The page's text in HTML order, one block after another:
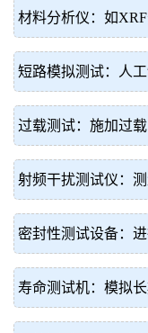
材料分析仪：如XRF
短路模拟测试：人
过载测试：施加过
射频干扰测试仪：
密封性测试设备：
寿命测试机：模拟